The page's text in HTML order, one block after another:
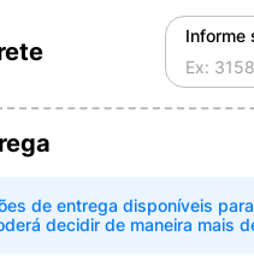
Informe
de entrega disponíveis
decidir de maneira mais